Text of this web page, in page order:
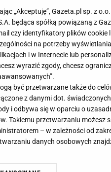
„Akceptuję”, Gazeta.pl sp. z
będąca spółką powiązaną z
czy identyfikatory plików
na potrzeby
i w Internecie lub
wyrazić zgody, chcesz
być przetwarzane także do
z danymi dot.
i odbywa się w oparciu o
Takiemu przetwarzaniu możesz
– w zależności od
danych osobowych